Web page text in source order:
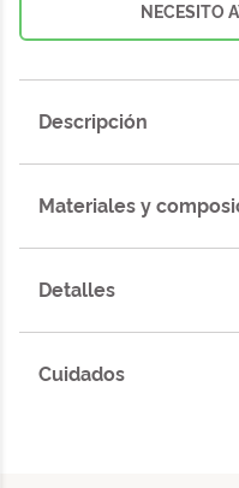
NECESITO
Descripción
Materiales y
Detalles
Cuidados